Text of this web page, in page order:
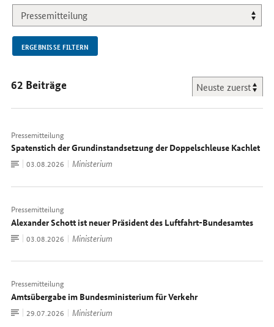
NEU.
ERGEBNISSE FILTERN
62 Beiträge
Pressemitteilung
Spatenstich der Grundinstandsetzung der Doppelschleuse Kachlet
Zum
Dokument
Datum:
03.08.2026 Ministerium
Pressemitteilung
Alexander Schott ist neuer Präsident des Luftfahrt-Bundesamtes
Zum
Dokument
Datum:
03.08.2026 Ministerium
Pressemitteilung
Amtsübergabe im Bundesministerium für Verkehr
Zum
Dokument
Datum:
29.07.2026 Ministerium